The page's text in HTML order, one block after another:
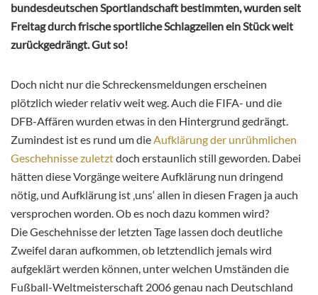
bundesdeutschen Sportlandschaft bestimmten, wurden seit
Freitag durch frische sportliche Schlagzeilen ein Stück weit
zurückgedrängt. Gut so!
Doch nicht nur die Schreckensmeldungen erscheinen
plötzlich wieder relativ weit weg. Auch die FIFA- und die
DFB-Affären wurden etwas in den Hintergrund gedrängt.
Zumindest ist es rund um dieAufklärung der unrühmlichen
Geschehnisse zuletztdoch erstaunlich still geworden. Dabei
hätten diese Vorgänge weitere Aufklärung nun dringend
nötig, und Aufklärung ist ‚uns‘ allen in diesen Fragen ja auch
versprochen worden. Ob es noch dazu kommen wird?
Die Geschehnisse der letzten Tage lassen doch deutliche
Zweifel daran aufkommen, ob letztendlich jemals wird
aufgeklärt werden können, unter welchen Umständen die
Fußball-Weltmeisterschaft 2006 genau nach Deutschland